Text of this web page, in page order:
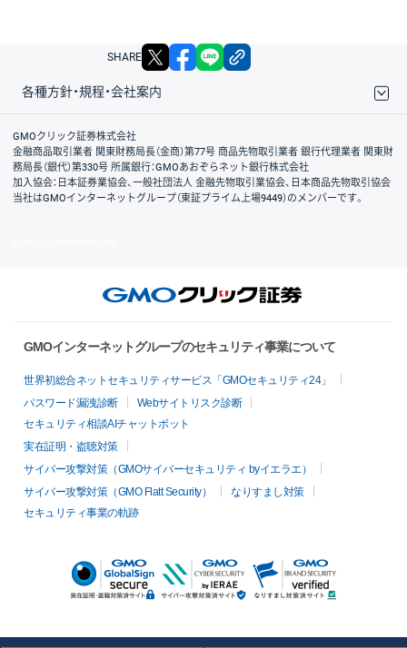
SHARE X facebook
各種方針・規程・会社案内
取引規程・約款
サイトマップ
その他のご案内
個人情報保護方針
最良執行方針
サイトのご利用について
ディスクレイマー
信託保全
リスク説明
会社案内
GMOクリック証券株式会社
金融商品取引業者 関東財務局長（金商）第77号 商品先物取引業者 銀行代理業者 関東財
務局長（銀代）第330号 所属銀行：GMOあおぞらネット銀行株式会社
加入協会：日本証券業協会、一般社団法人 金融先物取引業協会、日本商品先物取引協会
当社はGMOインターネットグループ（東証プライム上場9449）のメンバーです。
GMOインターネットグループのセキュリティ事業について
世界初総合ネットセキュリティサービス「GMOセキュリティ24」
パスワード漏洩診断
Webサイトリスク診断
セキュリティ相談AIチャットボット
実在証明・盗聴対策
サイバー攻撃対策（GMOサイバーセキュリティ byイエラエ）
サイバー攻撃対策（GMO Flatt Security）
なりすまし対策
セキュリティ事業の軌跡